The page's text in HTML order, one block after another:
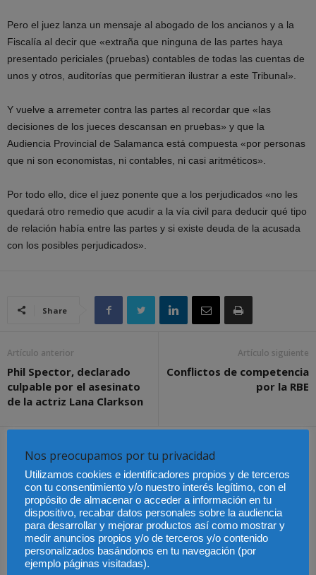
Pero el juez lanza un mensaje al abogado de los ancianos y a la
Fiscalía al decir que «extraña que ninguna de las partes haya
presentado periciales (pruebas) contables de todas las cuentas de
unos y otros, auditorías que permitieran ilustrar a este Tribunal».
Y vuelve a arremeter contra las partes al recordar que «las
decisiones de los jueces descansan en pruebas» y que la
Audiencia Provincial de Salamanca está compuesta «por personas
que ni son economistas, ni contables, ni casi aritméticos».
Por todo ello, dice el juez ponente que a los perjudicados «no les
quedará otro remedio que acudir a la vía civil para deducir qué tipo
de relación había entre las partes y si existe deuda de la acusada
con los posibles perjudicados».
Share
Artículo anterior
Phil Spector, declarado
culpable por el asesinato
de la actriz Lana Clarkson
Artículo siguiente
Conflictos de competencia
por la RBE
Cómo proteger tu
propiedad intelectual en
el extranjero: claves
El Pleno del CGPJ
aprueba el informe al
anteproyecto de Ley de
Últimas modificaciones
en la Ley de Sociedades
de Capital
Nos preocupamos por tu privacidad
Utilizamos cookies e identificadores propios y de terceros
con tu consentimiento y/o nuestro interés legítimo, con el
propósito de almacenar o acceder a información en tu
dispositivo, recabar datos personales sobre la audiencia
para desarrollar y mejorar productos así como mostrar y
medir anuncios propios y/o de terceros y/o contenido
personalizados basándonos en tu navegación (por
ejemplo páginas visitadas).